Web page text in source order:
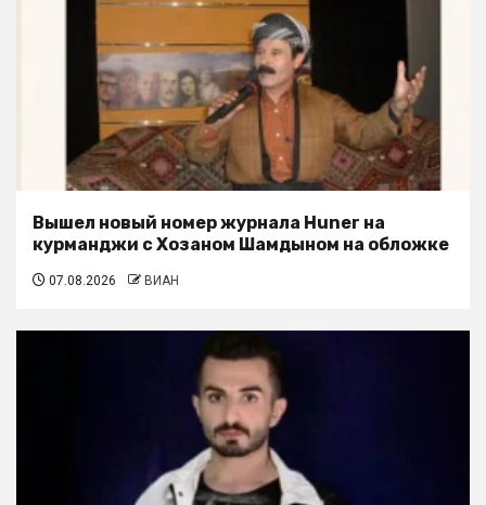
Вышел новый номер журнала Huner на
курманджи с Хозаном Шамдыном на обложке
07.08.2026 ВИАН